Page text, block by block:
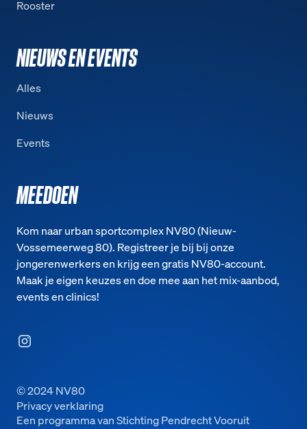
Rooster
NIEUWS EN EVENTS
Alles
Nieuws
Events
MEEDOEN
Kom naar urban sportcomplex NV80 (Nieuw-
Vossemeerweg 80). Registreer je bij bij onze
jongerenwerkers en krijg een gratis NV80-account.
Maak je eigen keuzes en doe mee aan het mix-aanbod,
events en clinics!
© 2024 NV80
Privacy verklaring
Een programma van Stichting Pendrecht Vooruit